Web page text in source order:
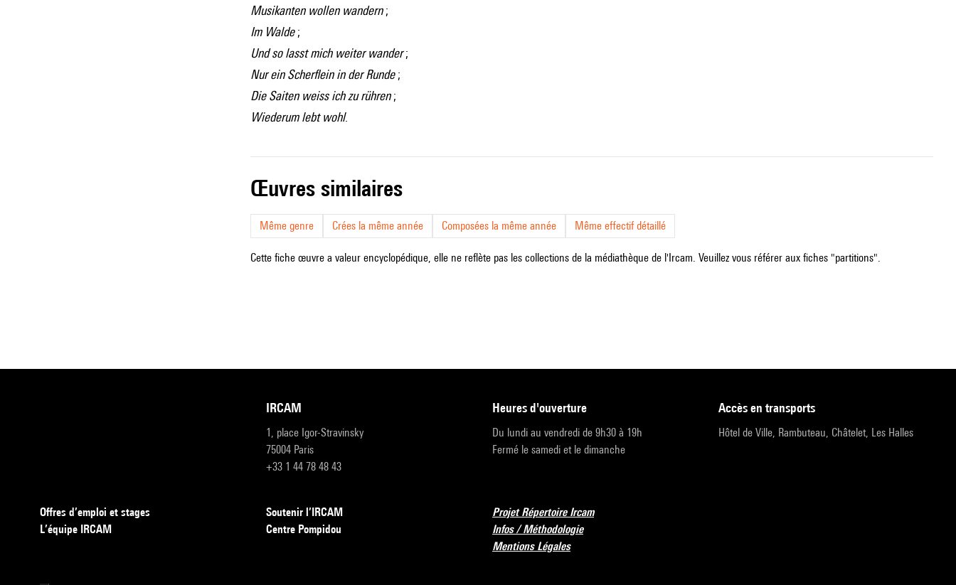
Musikanten wollen wandern;
Im Walde;
Und so lasst mich weiter wander;
Nur ein Scherflein in der Runde;
Die Saiten weiss ich zu rühren;
Wiederum lebt wohl.
œuvres similaires
Même genre Crées la même année Composées la même année Même effectif détaillé
Cette fiche œuvre a valeur encyclopédique, elle ne reflète pas les collections de la médiathèque de l'Ircam. Veuillez vous référer aux fiches "partitions".
IRCAM
1, place Igor-Stravinsky
75004 Paris
+33 1 44 78 48 43
heures d'ouverture
Du lundi au vendredi de 9h30 à 19h
Fermé le samedi et le dimanche
accès en transports
Hôtel de Ville, Rambuteau, Châtelet, Les Halles
Offres d’emploi et stages
L’équipe IRCAM
Soutenir l’IRCAM
Centre Pompidou
Projet Répertoire Ircam
Infos / Méthodologie
Mentions Légales